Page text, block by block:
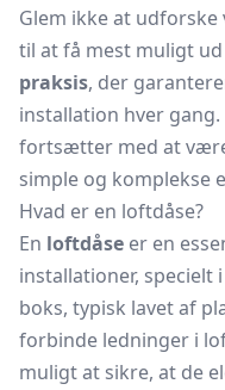
Glem ikke at
til at få mest muligt
praksis, der
installation hver
fortsætter med at
simple og komplekse
Hvad er en loftdåse?
En loftdåse er en
installationer, specielt
boks, typisk lavet af
forbinde ledninger i
muligt at sikre, at de